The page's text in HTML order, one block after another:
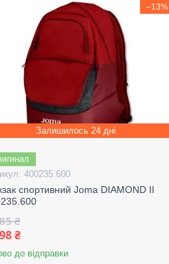
–13%
Залишилось 24 дні
400235.600
спортивний Joma DIAMOND II
₴
₴
до відправки